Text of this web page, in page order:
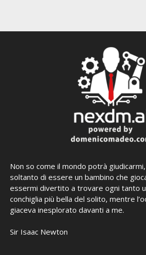
Non so come il mondo potrà
soltanto di essere un bambino che
essermi divertito a trovare ogni tanto
conchiglia più bella del solito, mentre
giaceva inesplorato davanti a me.
Sir Isaac Newton